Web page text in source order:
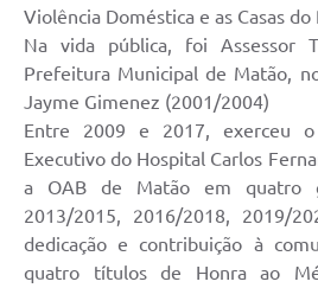
Violência Doméstica e as Casas do
Na vida pública, foi Assessor
Prefeitura Municipal de Matão,
Jayme Gimenez (2001/2004)
Entre 2009 e 2017, exerceu
Executivo do Hospital Carlos
a OAB de Matão em quatro
2013/2015, 2016/2018, 2019/
dedicação e contribuição à
quatro títulos de Honra ao